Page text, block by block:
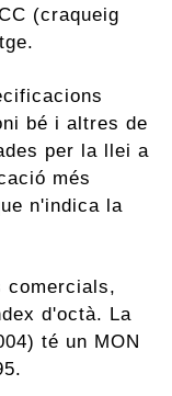
(craqueig
bé i altres de
per la llei a
més
n'indica la
comercials,
d'octà. La
té un MON